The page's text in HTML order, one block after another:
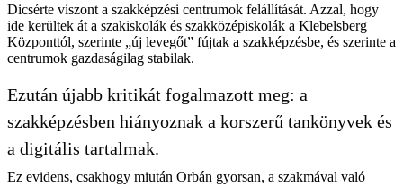
Dicsérte viszont a szakképzési centrumok felállítását. Azzal, hogy
ide kerültek át a szakiskolák és szakközépiskolák a Klebelsberg
Központtól, szerinte „új levegőt” fújtak a szakképzésbe, és szerinte a
centrumok gazdaságilag stabilak.
Ezután újabb kritikát fogalmazott meg: a
szakképzésben hiányoznak a korszerű tankönyvek és
a digitális tartalmak.
Ez evidens, csakhogy miután Orbán gyorsan, a szakmával való